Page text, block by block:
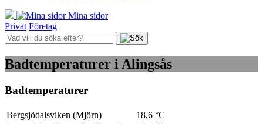
Mina sidor
Privat Företag
Badtemperaturer i Alingsås
Badtemperaturer
Bergsjödalsviken (Mjörn)
18,6 °C